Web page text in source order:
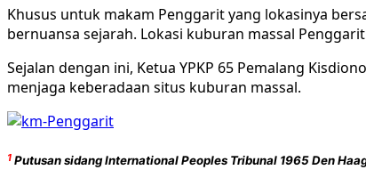
Khusus untuk makam Penggarit yang lokasinya
bernuansa sejarah. Lokasi kuburan massal
Sejalan dengan ini, Ketua YPKP 65 Pemalang
menjaga keberadaan situs kuburan massal.
1 Putusan sidang International Peoples Tribunal 1965 Den